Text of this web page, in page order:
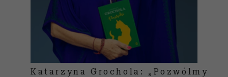
Katarzyna Grochola: „Pozwólmy